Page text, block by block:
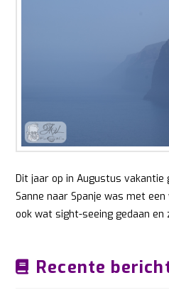
Dit jaar op in Augustus
Sanne naar Spanje was met
ook wat sight-seeing gedaan
Recente